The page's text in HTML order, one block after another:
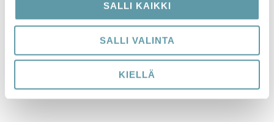
SALLI KAIKKI
SALLI VALINTA
KIELLÄ